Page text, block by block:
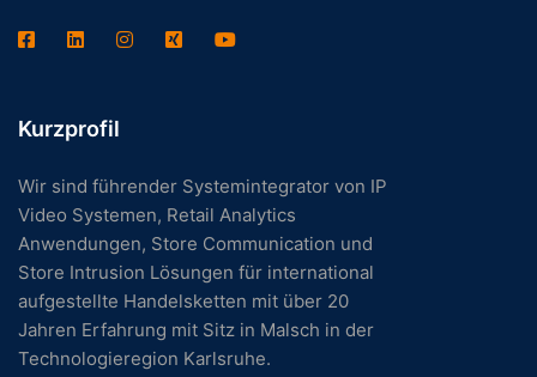
Kurzprofil
Wir sind führender Systemintegrator von IP
Video Systemen, Retail Analytics
Anwendungen, Store Communication und
Store Intrusion Lösungen für international
aufgestellte Handelsketten mit über 20
Jahren Erfahrung mit Sitz in Malsch in der
Technologieregion Karlsruhe.